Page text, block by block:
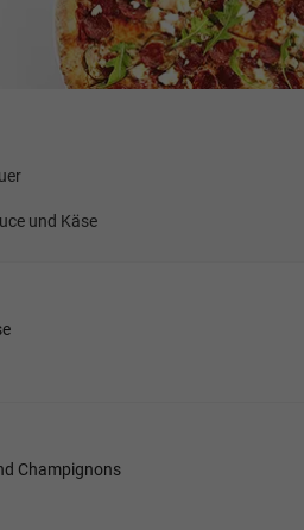
und Käse
Champignons